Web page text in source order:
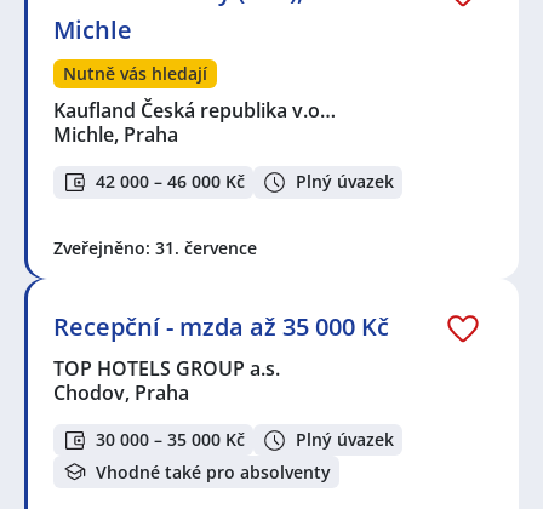
Michle
Nutně vás hledají
Kaufland Česká republika v.o…
Michle, Praha
42 000 – 46 000 Kč Plný úvazek
Zveřejněno: 31. července
Recepční - mzda až 35 000 Kč
TOP HOTELS GROUP a.s.
Chodov, Praha
30 000 – 35 000 Kč
Plný úvazek
Vhodné také pro absolventy